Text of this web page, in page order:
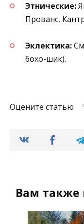
Этнические:
Прованс,
Эклектика:
бохо-шик).
Оцените статью
Вам также